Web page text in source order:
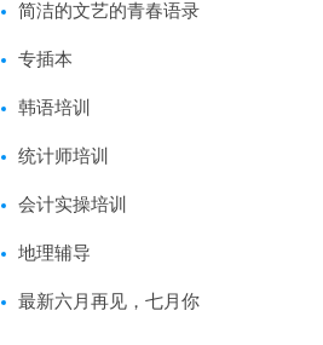
简洁的文艺的青春语录
40条专插本
韩语培训
统计师培训
会计实操培训
地理辅导
最新六月再见，七月你